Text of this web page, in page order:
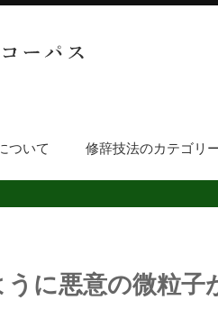
ついて 修辞技法のカテゴリ
うに悪意の微粒子